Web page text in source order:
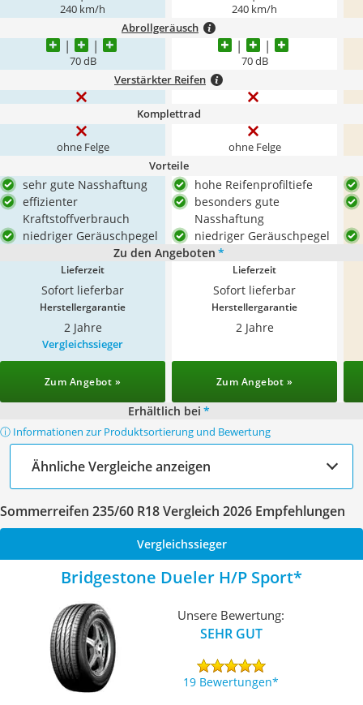
240 km/h 240 km/h
Abrollgeräusch
70 dB 70 dB
Verstärkter Reifen
Komplettrad
ohne Felge ohne Felge
Vorteile
sehr gute Nasshaftung
effizienter
Kraftstoffverbrauch
niedriger Geräuschpegel
hohe Reifenprofiltiefe
besonders gute
Nasshaftung
niedriger Geräuschpegel
Zu den Angeboten *
Lieferzeit
Sofort lieferbar
Lieferzeit
Sofort lieferbar
Herstellergarantie
2 Jahre
Herstellergarantie
2 Jahre
Vergleichssieger
Zum Angebot » Zum Angebot »
Erhältlich bei *
ⓘ Informationen zur Produktsortierung und Bewertung
Ähnliche Vergleiche anzeigen
Sommerreifen 235/60 R18 Vergleich 2026 Empfehlungen
Vergleichssieger
Bridgestone Dueler H/P Sport
Unsere Bewertung:
SEHR GUT
19 Bewertungen